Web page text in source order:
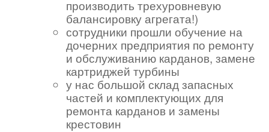
производить трехуровневую
балансировку агрегата!)
сотрудники прошли обучение на
дочерних предприятия по ремонту
и обслуживанию карданов, замене
картриджей турбины
у нас большой склад запасных
частей и комплектующих для
ремонта карданов и замены
крестовин